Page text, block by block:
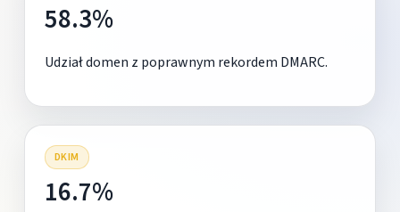
58.3%
Udział domen z poprawnym rekordem DMARC.
DKIM
16.7%